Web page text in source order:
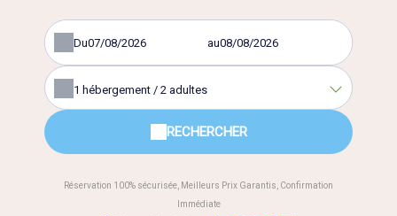
Du au
1 hébergement / 2 adultes
RECHERCHER
Réservation 100% sécurisée, Meilleurs Prix Garantis, Confirmation
Immédiate